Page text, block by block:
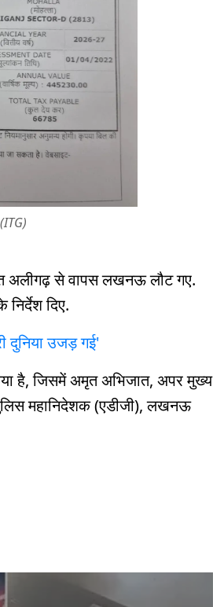
अलीगढ़ से वापस लखनऊ लौट गए.
दिए.
दुनिया उजड़ गई'
है, जिसमें अमृत अभिजात, अपर मुख्य
महानिदेशक (एडीजी), लखनऊ